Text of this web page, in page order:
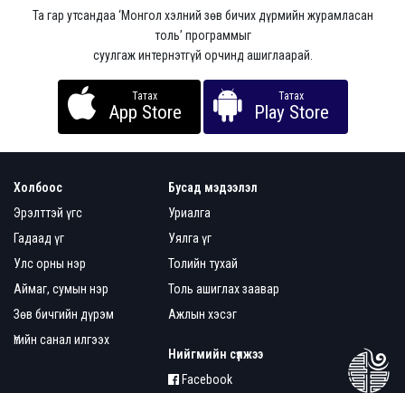
Та гар утсандаа ‘Монгол хэлний зөв бичих дүрмийн журамласан
толь’ программыг
суулгаж интернэтгүй орчинд ашиглаарай.
Татах
App Store
Татах
Play Store
Холбоос
Эрэлттэй үгс
Гадаад үг
Улс орны нэр
Аймаг, сумын нэр
Зөв бичгийн дүрэм
Үгийн санал илгээх
Бусад мэдээлэл
Уриалга
Уялга үг
Толийн тухай
Толь ашиглах заавар
Ажлын хэсэг
Нийгмийн сүлжээ
Facebook